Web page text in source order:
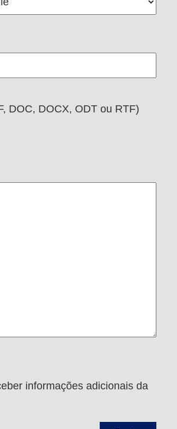
DOC, DOCX, ODT ou RTF)
informações adicionais da